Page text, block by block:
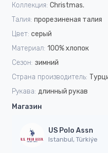
Коллекция: Christmas.
Талия: прорезиненая талия
Цвет: серый
Материал: 100% хлопок
Сезон: зимний
Страна производитель:
Рукава: длинный рукав
Магазин
US Polo Assn
Istanbul, Türkiýe